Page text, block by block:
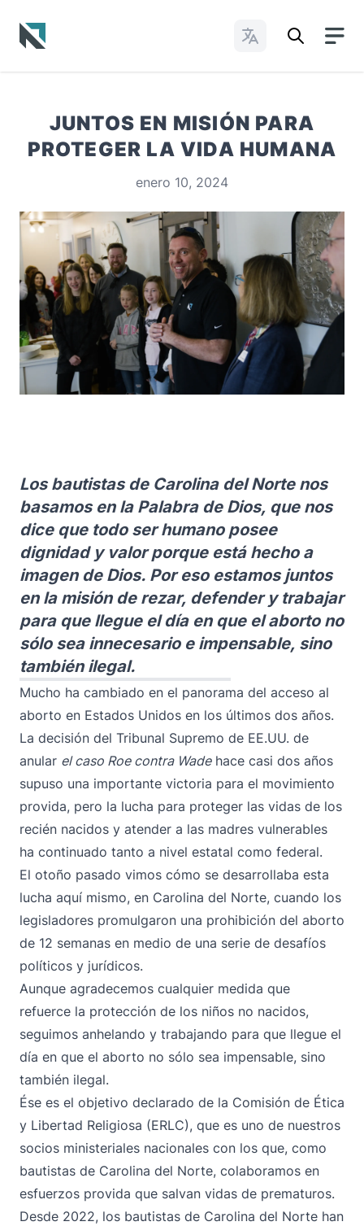
Cambiar idioma
JUNTOS EN MISIÓN PARA
PROTEGER LA VIDA HUMANA
enero 10, 2024
Los bautistas de Carolina del Norte nos
basamos en la Palabra de Dios, que nos
dice que todo ser humano posee
dignidad y valor porque está hecho a
imagen de Dios. Por eso estamos juntos
en la misión de rezar, defender y trabajar
para que llegue el día en que el aborto no
sólo sea innecesario e impensable, sino
también ilegal.
Mucho ha cambiado en el panorama del acceso al
aborto en Estados Unidos en los últimos dos años.
La decisión del Tribunal Supremo de EE.UU. de
anular el caso Roe contra Wadehace casi dos años
supuso una importante victoria para el movimiento
provida, pero la lucha para proteger las vidas de los
recién nacidos y atender a las madres vulnerables
ha continuado tanto a nivel estatal como federal.
El otoño pasado vimos cómo se desarrollaba esta
lucha aquí mismo, en Carolina del Norte, cuando los
legisladores promulgaron una prohibición del aborto
de 12 semanas en medio de una serie de desafíos
políticos y jurídicos.
Aunque agradecemos cualquier medida que
refuerce la protección de los niños no nacidos,
seguimos anhelando y trabajando para que llegue el
día en que el aborto no sólo sea impensable, sino
también ilegal.
Ése es el objetivo declarado de la Comisión de Ética
y Libertad Religiosa (ERLC), que es uno de nuestros
socios ministeriales nacionales con los que, como
bautistas de Carolina del Norte, colaboramos en
esfuerzos provida que salvan vidas de prematuros.
Desde 2022, los bautistas de Carolina del Norte han